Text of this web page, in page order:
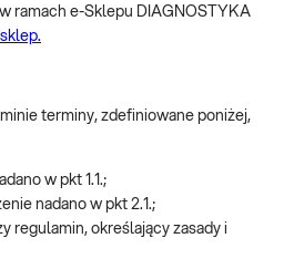
ramach e-Sklepu DIAGNOSTYKA
terminy, zdefiniowane poniżej,
w pkt 1.1.;
nadano w pkt 2.1.;
regulamin, określający zasady i